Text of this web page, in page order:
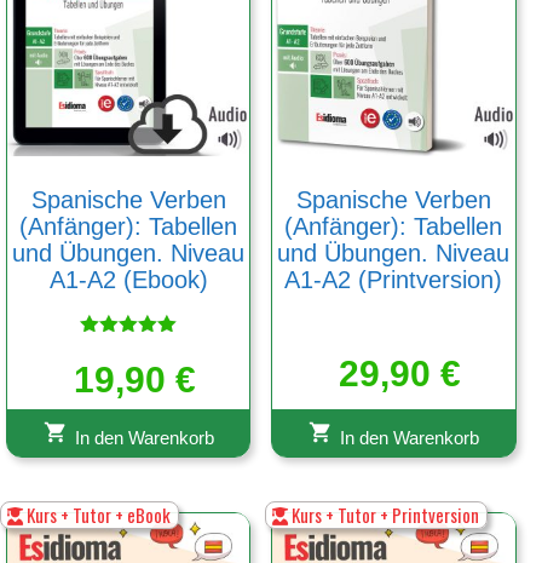
Spanische Verben
(Anfänger): Tabellen
und Übungen. Niveau
A1-A2 (Ebook)
mit
5.00
19,90 €
In den Warenkorb
Spanische Verben
(Anfänger): Tabellen
und Übungen. Niveau
A1-A2 (Printversion)
29,90 €
In den Warenkorb
Kurs + Tutor + eBook Kurs + Tutor + Printversion